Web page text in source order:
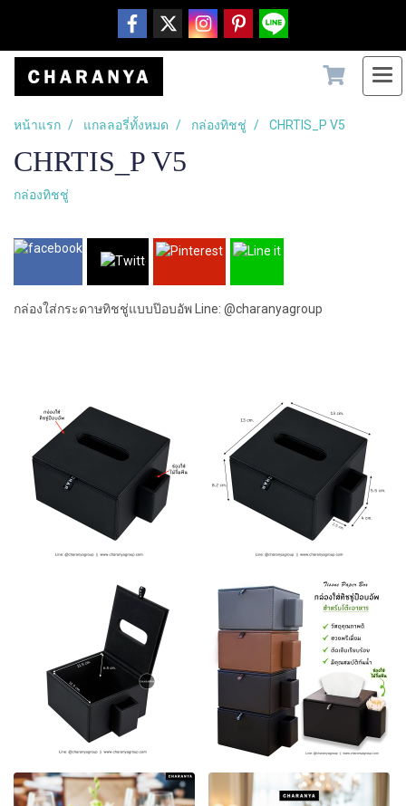
หน้าแรก แกลลอรี่ทั้งหมด กล่องทิชชู่ CHRTIS_P V5
CHRTIS_P V5
กล่องทิชชู่
กล่องใส่กระดาษทิชชู่แบบป๊อบอัพ Line: @charanyagroup